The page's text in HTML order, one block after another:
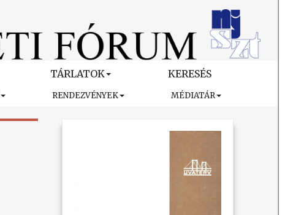
TÁRLATOK KERESÉS
RENDEZVÉNYEK MÉDIATÁR